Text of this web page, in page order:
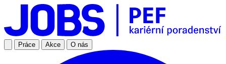
Práce Akce O nás